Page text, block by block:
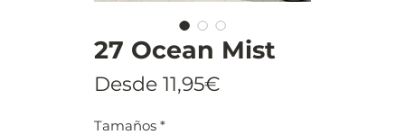
27 Ocean Mist
Desde 11,95€
Tamaños *